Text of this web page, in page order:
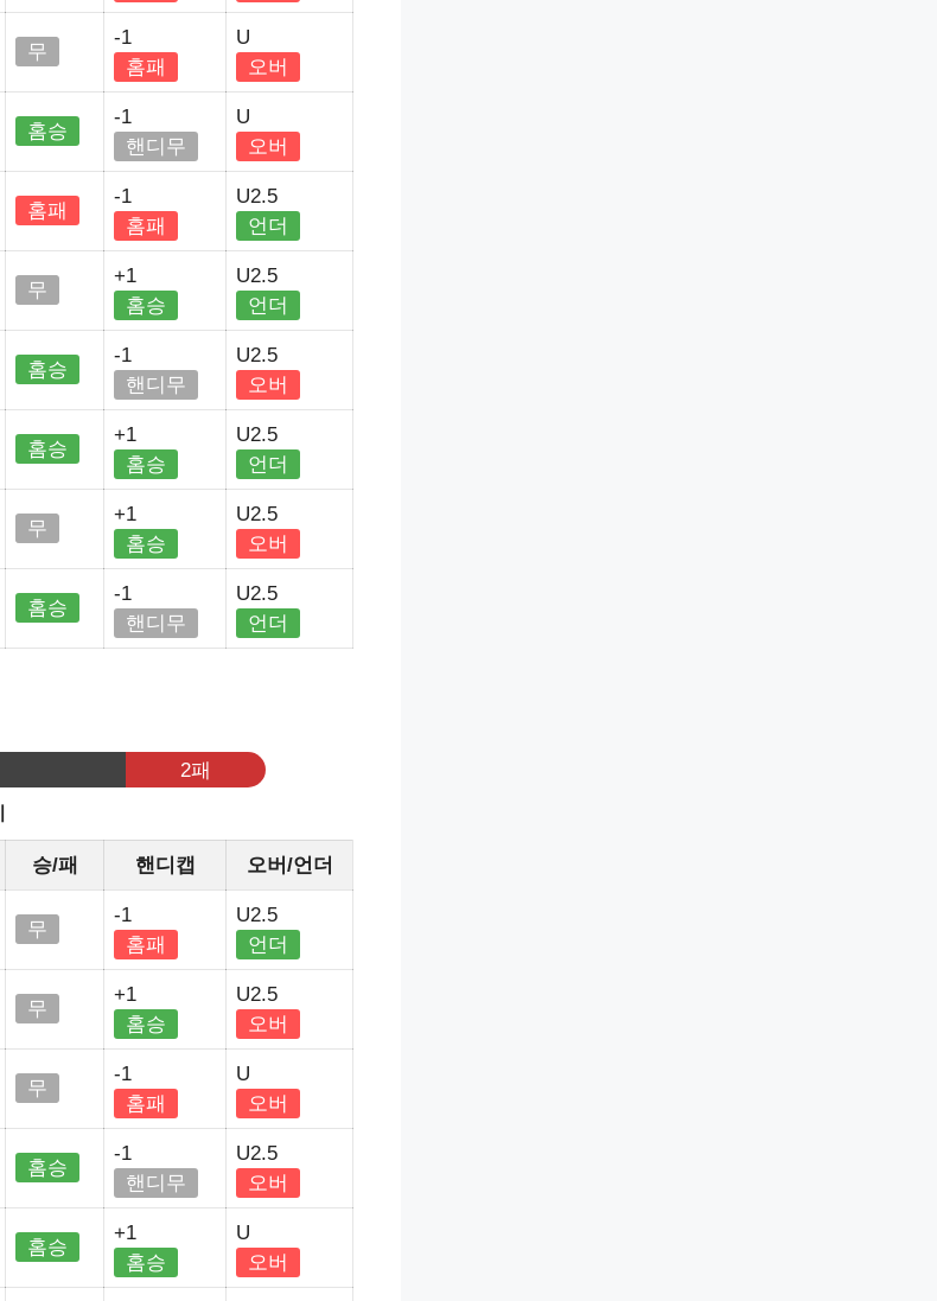
무
-1
홈패
U
오버
홈승
-1
핸디무
U
오버
홈패
-1
홈패
U2.5
언더
무
+1
홈승
U2.5
언더
홈승
-1
핸디무
U2.5
오버
홈승
+1
홈승
U2.5
언더
무
+1
홈승
U2.5
오버
홈승
-1
핸디무
U2.5
언더
2패
승/패 핸디캡 오버/언더
무
-1
홈패
U2.5
언더
무
+1
홈승
U2.5
오버
무
-1
홈패
U
오버
홈승
-1
핸디무
U2.5
오버
홈승
+1
홈승
U
오버